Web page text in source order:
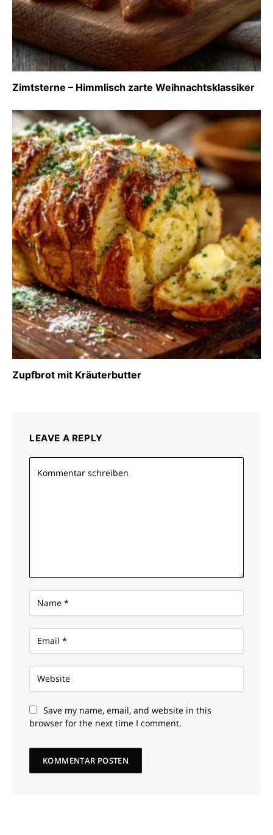
Zimtsterne – Himmlisch zarte Weihnachtsklassiker
Zupfbrot mit Kräuterbutter
LEAVE A REPLY
Save my name, email, and website in this
browser for the next time I comment.